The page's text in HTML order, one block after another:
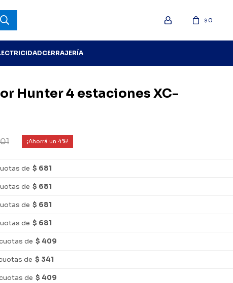
CERRAJERÍA
$0
Hunter 4 estaciones XC-
4
de $ 681
de $ 681
de $ 681
de $ 681
de $ 409
de $ 341
de $ 409